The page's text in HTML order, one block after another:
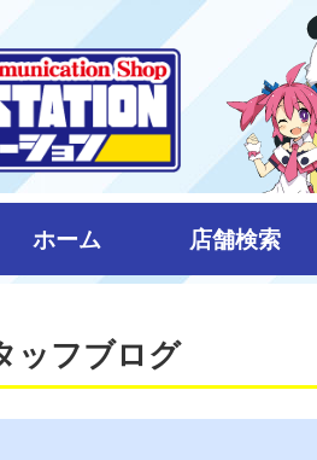
ホーム 店舗検索
ッフブログ